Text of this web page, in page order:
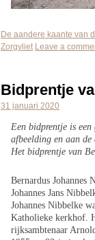
De aandere kaante van
Zorgvliet Leave a
Bidprentje
31 januari 2020
Een bidprentje is
afbeelding en aan de
Het bidprentje van
Bernardus Johannes
Johannes Jans
Johannes Nibbelke
Katholieke kerkhof.
rijksambtenaar